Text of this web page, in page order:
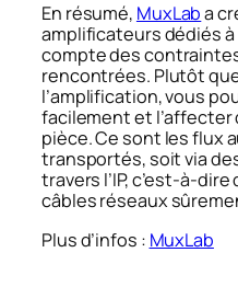
En résumé, MuxLaba
amplificateurs dédiés
compte des
rencontrées. Plutôt
l’amplification, vous
facilement et
pièce. Ce sont les flux
transportés, soit via
travers l’IP, c’est-à-
câbles réseaux
Plus d’infos : MuxLab